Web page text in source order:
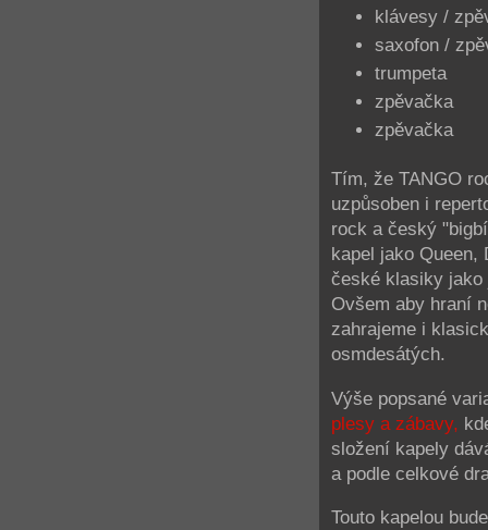
klávesy /
saxofon /
trumpeta
zpěvačka
zpěvačka
Tím, že TANGO
uzpůsoben i
rock a český
kapel jako Queen,
české klasiky jako
Ovšem aby hraní
zahrajeme i
osmdesátých.
Výše popsané
plesy a zábavy,
složení kapely
a podle celkové
Touto kapelou